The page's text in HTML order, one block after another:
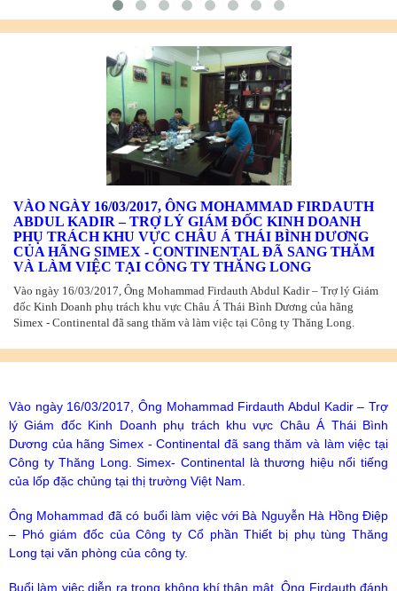
VÀO NGÀY 16/03/2017, ÔNG MOHAMMAD FIRDAUTH
ABDUL KADIR – TRỢ LÝ GIÁM ĐỐC KINH DOANH
PHỤ TRÁCH KHU VỰC CHÂU Á THÁI BÌNH DƯƠNG
CỦA HÃNG SIMEX - CONTINENTAL ĐÃ SANG THĂM
VÀ LÀM VIỆC TẠI CÔNG TY THĂNG LONG
Vào ngày 16/03/2017, Ông Mohammad Firdauth Abdul Kadir – Trợ lý Giám
đốc Kinh Doanh phụ trách khu vực Châu Á Thái Bình Dương của hãng
Simex - Continental đã sang thăm và làm việc tại Công ty Thăng Long.
Vào ngày 16/03/2017, Ông Mohammad Firdauth Abdul Kadir – Trợ
lý Giám đốc Kinh Doanh phụ trách khu vực Châu Á Thái Bình
Dương của hãng Simex - Continental đã sang thăm và làm việc tại
Công ty Thăng Long. Simex- Continental là thương hiệu nổi tiếng
của lốp đặc chủng tại thị trường Việt Nam.
Ông Mohammad đã có buổi làm việc với Bà Nguyễn Hà Hồng Điệp
– Phó giám đốc của Công ty Cổ phần Thiết bị phụ tùng Thăng
Long tại văn phòng của công ty.
Buổi làm việc diễn ra trong không khí thân mật. Ông Firdauth đánh